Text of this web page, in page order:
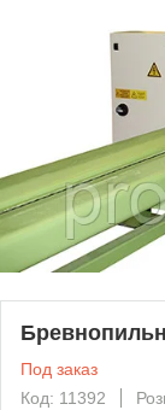
Под заказ
Код: 11392